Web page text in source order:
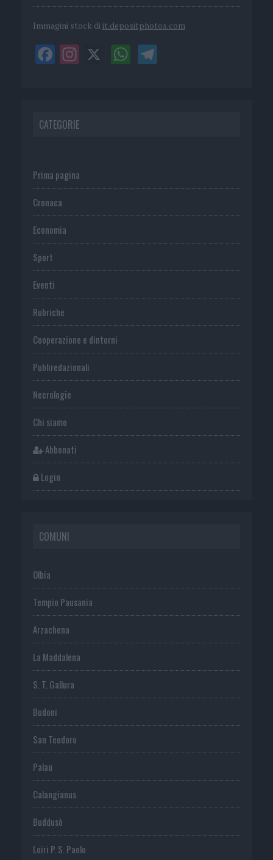
Immagini stock di it.depositphotos.com
CATEGORIE
Prima pagina
Cronaca
Economia
Sport
Eventi
Rubriche
Cooperazione e dintorni
Publiredazionali
Necrologie
Chi siamo
Abbonati
Login
COMUNI
Olbia
Tempio Pausania
Arzachena
La Maddalena
S. T. Gallura
Budoni
San Teodoro
Palau
Calangianus
Buddusò
Loiri P. S. Paolo